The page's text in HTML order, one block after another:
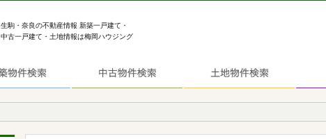
生駒・奈良の不動産情報 新築一戸建て・
中古一戸建て・土地情報は梅岡ハウジング